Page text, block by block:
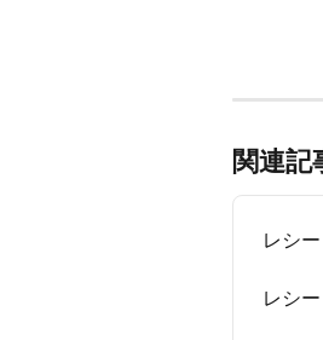
関連記
レシ
レシ